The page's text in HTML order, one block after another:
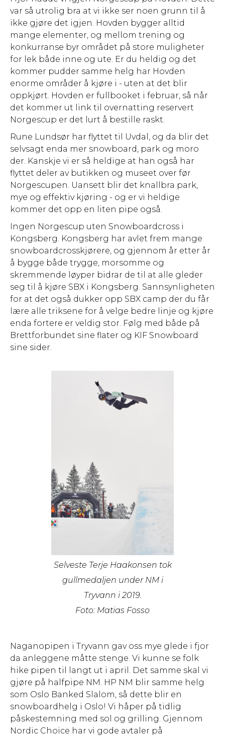
var så utrolig bra at vi ikke ser noen grunn til å
ikke gjøre det igjen. Hovden bygger alltid
mange elementer, og mellom trening og
konkurranse byr området på store muligheter
for lek både inne og ute. Er du heldig og det
kommer pudder samme helg har Hovden
enorme områder å kjøre i - uten at det blir
oppkjørt. Hovden er fullbooket i februar, så når
det kommer ut link til overnatting reservert
Norgescup er det lurt å bestille raskt.
Rune Lundsør har flyttet til Uvdal, og da blir det
selvsagt enda mer snowboard, park og moro
der. Kanskje vi er så heldige at han også har
flyttet deler av butikken og museet over før
Norgescupen. Uansett blir det knallbra park,
mye og effektiv kjøring - og er vi heldige
kommer det opp en liten pipe også.
Ingen Norgescup uten Snowboardcross i
Kongsberg. Kongsberg har avlet frem mange
snowboardcrosskjørere, og gjennom år etter år
å bygge både trygge, morsomme og
skremmende løyper bidrar de til at alle gleder
seg til å kjøre SBX i Kongsberg. Sannsynligheten
for at det også dukker opp SBX camp der du får
lære alle triksene for å velge bedre linje og kjøre
enda fortere er veldig stor. Følg med både på
Brettforbundet sine flater og KIF Snowboard
sine sider.
Selveste Terje Haakonsen tok
gullmedaljen under NM i
Tryvann i 2019.
Foto: Matias Fosso
Naganopipen i Tryvann gav oss mye glede i fjor
da anleggene måtte stenge. Vi kunne se folk
hike pipen til langt ut i april. Det samme skal vi
gjøre på halfpipe NM. HP NM blir samme helg
som Oslo Banked Slalom, så dette blir en
snowboardhelg i Oslo! Vi håper på tidlig
påskestemning med sol og grilling. Gjennom
Nordic Choice har vi gode avtaler på